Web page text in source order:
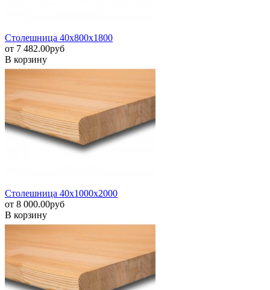
Столешница 40х800х1800
от 7 482.00pуб
В корзину
Столешница 40х1000х2000
от 8 000.00pуб
В корзину